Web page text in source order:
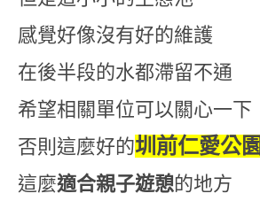
感覺好像沒有好的維護
在後半段的水都滯留不通
希望相關單位可以關心一下
否則這麼好的圳前仁愛公園
這麼適合親子遊憩的地方